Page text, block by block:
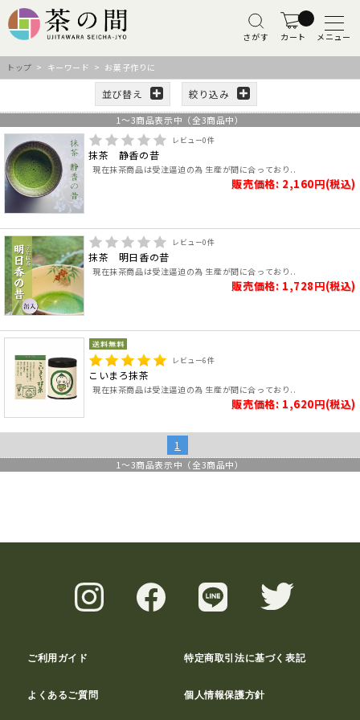
さがす カート メニュー
トップ > キーワード > お菓子作りに
並び替え 絞り込み
1 ～3商品表示中（全3商品中）
レビュー0件
抹茶 静香の昔
現在抹茶商品は受注逼迫の為 生産が間に合っており..
販売価格: 2,160円(税込)
レビュー0件
抹茶 明日香の昔
現在抹茶商品は受注逼迫の為 生産が間に合っており..
販売価格: 1,728円(税込)
レビュー6件
こいまろ抹茶
現在抹茶商品は受注逼迫の為 生産が間に合っており..
販売価格: 1,620円(税込)
1
1 ～3商品表示中（全3商品中）
ご利用ガイド 特定商取引法に基づく表記
よくあるご質問 個人情報保護方針